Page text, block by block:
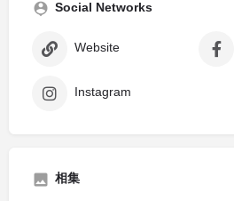
Social Networks
Website
Instagram
相集